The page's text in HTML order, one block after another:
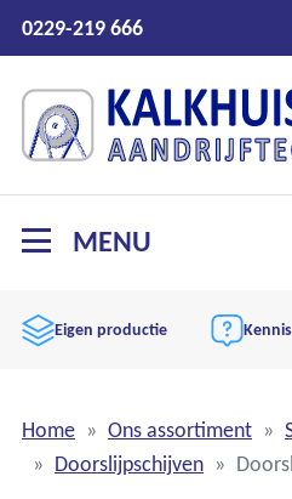
0229-219 666
MENU
Eigen productie
Home Ons assortiment
Doorslijpschijven